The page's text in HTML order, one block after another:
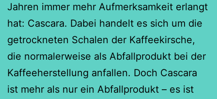
Jahren immer mehr Aufmerksamkeit erlangt
hat: Cascara. Dabei handelt es sich um die
getrockneten Schalen der Kaffeekirsche,
die normalerweise als Abfallprodukt bei der
Kaffeeherstellung anfallen. Doch Cascara
ist mehr als nur ein Abfallprodukt – es ist